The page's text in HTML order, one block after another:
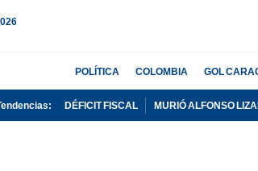
POLÍTICA COLOMBIA GOL
DÉFICIT FISCAL MURIÓ ALFONSO